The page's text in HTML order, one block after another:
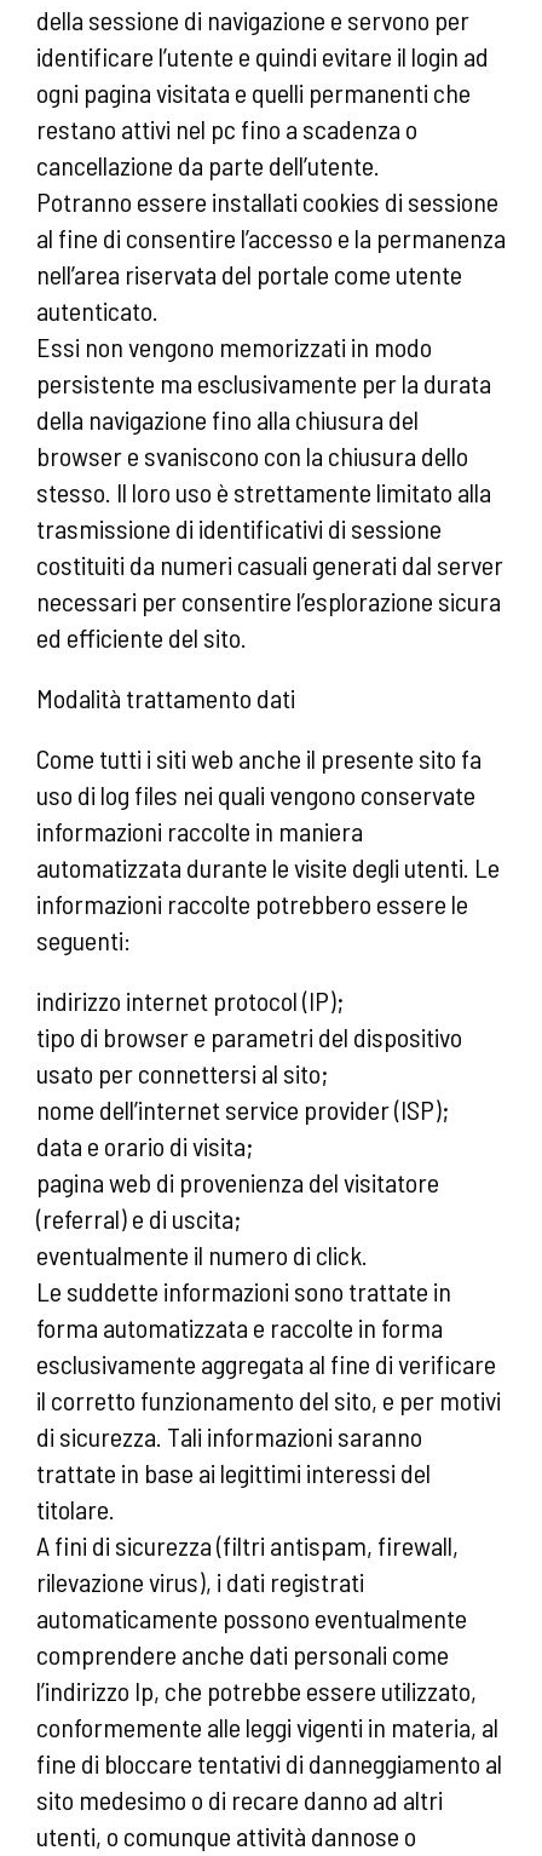
della sessione di navigazione e servono per
identificare l’utente e quindi evitare il login ad
ogni pagina visitata e quelli permanenti che
restano attivi nel pc fino a scadenza o
cancellazione da parte dell’utente.
Potranno essere installati cookies di sessione
al fine di consentire l’accesso e la permanenza
nell’area riservata del portale come utente
autenticato.
Essi non vengono memorizzati in modo
persistente ma esclusivamente per la durata
della navigazione fino alla chiusura del
browser e svaniscono con la chiusura dello
stesso. Il loro uso è strettamente limitato alla
trasmissione di identificativi di sessione
costituiti da numeri casuali generati dal server
necessari per consentire l’esplorazione sicura
ed efficiente del sito.
Modalità trattamento dati
Come tutti i siti web anche il presente sito fa
uso di log files nei quali vengono conservate
informazioni raccolte in maniera
automatizzata durante le visite degli utenti. Le
informazioni raccolte potrebbero essere le
seguenti:
indirizzo internet protocol (IP);
tipo di browser e parametri del dispositivo
usato per connettersi al sito;
nome dell’internet service provider (ISP);
data e orario di visita;
pagina web di provenienza del visitatore
(referral) e di uscita;
eventualmente il numero di click.
Le suddette informazioni sono trattate in
forma automatizzata e raccolte in forma
esclusivamente aggregata al fine di verificare
il corretto funzionamento del sito, e per motivi
di sicurezza. Tali informazioni saranno
trattate in base ai legittimi interessi del
titolare.
A fini di sicurezza (filtri antispam, firewall,
rilevazione virus), i dati registrati
automaticamente possono eventualmente
comprendere anche dati personali come
l’indirizzo Ip, che potrebbe essere utilizzato,
conformemente alle leggi vigenti in materia, al
fine di bloccare tentativi di danneggiamento al
sito medesimo o di recare danno ad altri
utenti, o comunque attività dannose o